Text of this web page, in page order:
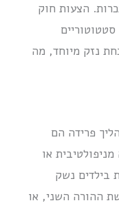
הצעות חוק
נזק מיוחד, מה
פרידה הם
או
בילדים נשק
ההורה השני, או